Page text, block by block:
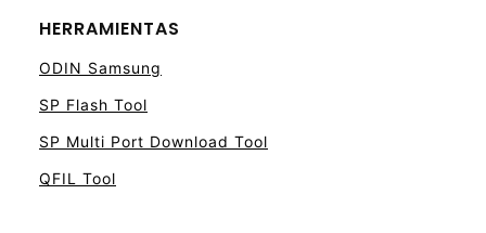
HERRAMIENTAS
ODIN Samsung
SP Flash Tool
SP Multi Port Download Tool
QFIL Tool